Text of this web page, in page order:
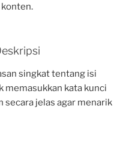
singkat tentang isi
memasukkan kata kunci
jelas agar menarik